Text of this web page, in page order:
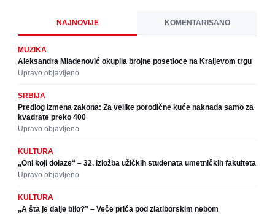
NAJNOVIJE KOMENTARISANO
MUZIKA
Aleksandra Mladenović okupila brojne posetioce na Kraljevom trgu
Upravo objavljeno
SRBIJA
Predlog izmena zakona: Za velike porodične kuće naknada samo za
kvadrate preko 400
Upravo objavljeno
KULTURA
„Oni koji dolaze“ – 32. izložba užičkih studenata umetničkih fakulteta
Upravo objavljeno
KULTURA
„A šta je dalje bilo?” – Veče priča pod zlatiborskim nebom